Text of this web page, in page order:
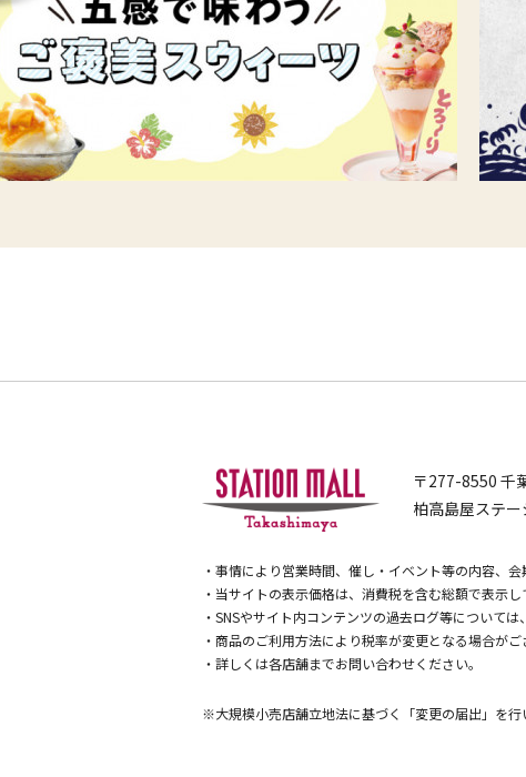
〒277-8550 千
柏高島屋ステ
・事情により営業時間、催し・イベント等の内容、
・当サイトの表示価格は、消費税を含む総額で表示し
・SNSやサイト内コンテンツの過去ログ等について
・商品のご利用方法により税率が変更となる場合がご
・詳しくは各店舗までお問い合わせください。
※大規模小売店舗立地法に基づく「変更の届出」を